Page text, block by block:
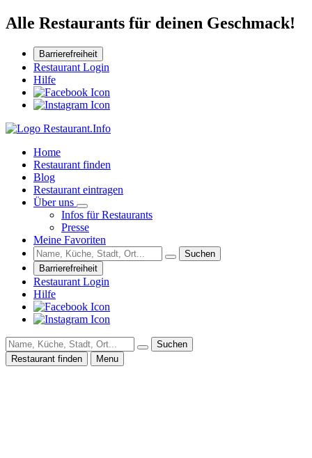
Alle Restaurants für deinen Geschmack!
Barrierefreiheit
Restaurant Login
Hilfe
Home
Restaurant finden
Blog
Restaurant eintragen
Über uns
Infos für Restaurants
Presse
Meine Favoriten
Suchen
Barrierefreiheit
Restaurant Login
Hilfe
Suchen
Restaurant finden
Menu